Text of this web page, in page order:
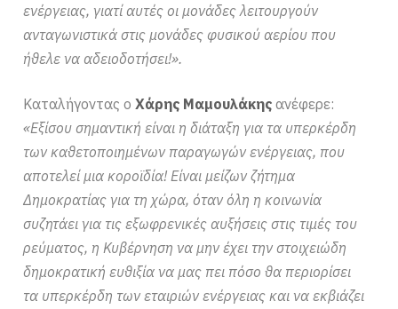
ενέργειας, γιατί αυτές οι μονάδες λειτουργούν
ανταγωνιστικά στις μονάδες φυσικού αερίου που
ήθελε να αδειοδοτήσει!».
Καταλήγοντας οΧάρης Μαμουλάκης ανέφερε:
«Εξίσου σημαντική είναι η διάταξη για τα υπερκέρδη
των καθετοποιημένων παραγωγών ενέργειας, που
αποτελεί μια κοροϊδία! Είναι μείζων ζήτημα
Δημοκρατίας για τη χώρα, όταν όλη η κοινωνία
συζητάει για τις εξωφρενικές αυξήσεις στις τιμές του
ρεύματος, η Κυβέρνηση να μην έχει την στοιχειώδη
δημοκρατική ευθιξία να μας πει πόσο θα περιορίσει
τα υπερκέρδη των εταιριών ενέργειας και να εκβιάζει